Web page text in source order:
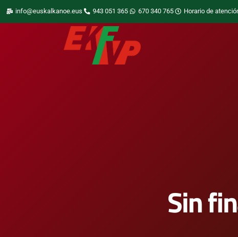
info@euskalkanoe.eus 943 051 365 670 340 765 Horario de
Sin